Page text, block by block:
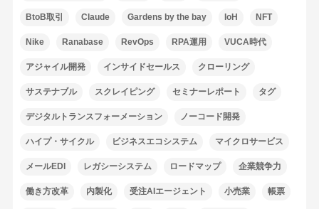
BtoB取引 Claude Gardens by the bay IoH NFT
Nike Ranabase RevOps RPA運用 VUCA時代
アジャイル開発 インサイドセールス クローリング
サステナブル スクレイピング セミナーレポート タグ
デジタルトランスフォーメーション ノーコード開発
ハイプ・サイクル ビジネスエコシステム マイクロサービス
メールEDI レガシーシステム ロードマップ 企業競争力
働き方改革 内製化 受注AIエージェント 小売業 帳票